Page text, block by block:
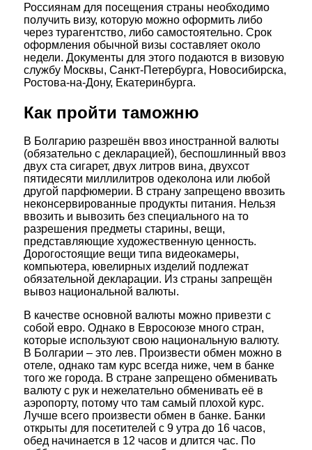
Россиянам для посещения страны необходимо
получить визу, которую можно оформить либо
через турагентство, либо самостоятельно. Срок
оформления обычной визы составляет около
недели. Документы для этого подаются в визовую
службу Москвы, Санкт-Петербурга, Новосибирска,
Ростова-на-Дону, Екатеринбурга.
Как пройти таможню
В Болгарию разрешён ввоз иностранной валюты
(обязательно с декларацией), беспошлинный ввоз
двух ста сигарет, двух литров вина, двухсот
пятидесяти миллилитров одеколона или любой
другой парфюмерии. В страну запрещено ввозить
неконсервированные продукты питания. Нельзя
ввозить и вывозить без специального на то
разрешения предметы старины, вещи,
представляющие художественную ценность.
Дорогостоящие вещи типа видеокамеры,
компьютера, ювелирных изделий подлежат
обязательной декларации. Из страны запрещён
вывоз национальной валюты.
В качестве основной валюты можно привезти с
собой евро. Однако в Евросоюзе много стран,
которые используют свою национальную валюту.
В Болгарии – это лев. Произвести обмен можно в
отеле, однако там курс всегда ниже, чем в банке
того же города. В стране запрещено обменивать
валюту с рук и нежелательно обменивать её в
аэропорту, потому что там самый плохой курс.
Лучше всего произвести обмен в банке. Банки
открыты для посетителей с 9 утра до 16 часов,
обед начинается в 12 часов и длится час. По